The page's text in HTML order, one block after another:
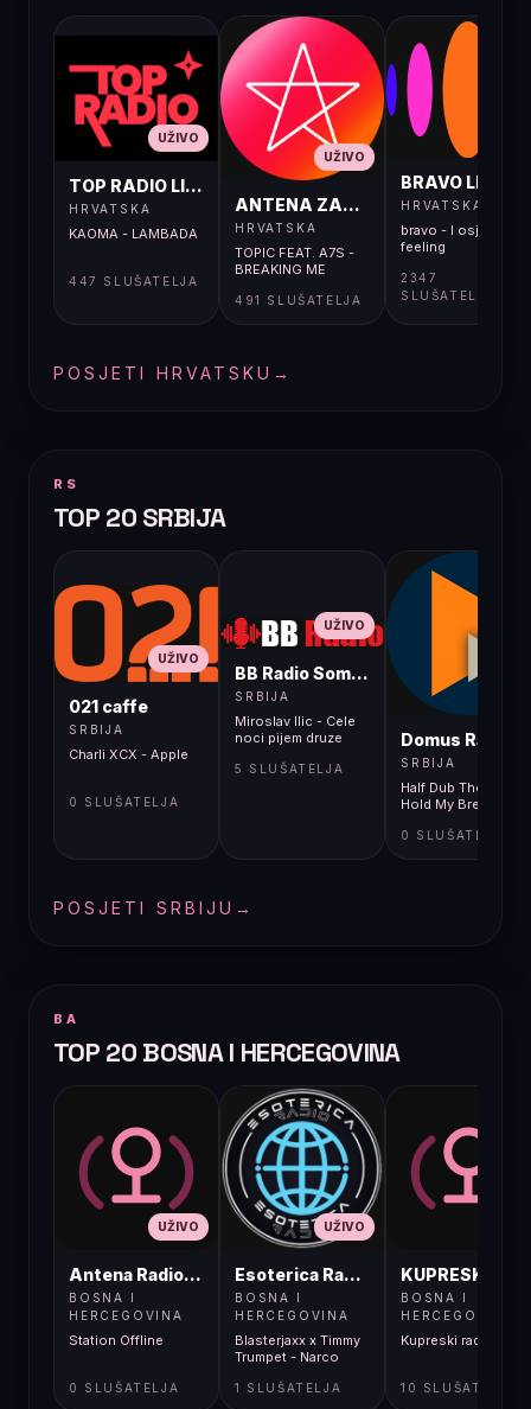
UŽIVO
TOP RADIO LIVE
HRVATSKA
KAOMA - LAMBADA
447 SLUŠATELJA
UŽIVO
ANTENA ZAGREB LIVE
HRVATSKA
TOPIC FEAT. A7S -
BREAKING ME
491 SLUŠATELJA
BRAVO LIVE
HRVATSKA
bravo - I osjećaj i
feeling
2347
SLUŠATELJA
POSJETI HRVATSKU →
RS
TOP 20 SRBIJA
UŽIVO
021 caffe
SRBIJA
Charli XCX - Apple
0 SLUŠATELJA
UŽIVO
BB Radio Sombor
SRBIJA
Miroslav Ilic - Cele
noci pijem druze
5 SLUŠATELJA
Domus Radio
SRBIJA
Half Dub Theory -
Hold My Breath
0 SLUŠATELJA
POSJETI SRBIJU →
BA
TOP 20 BOSNA I HERCEGOVINA
UŽIVO
Antena Radio, Jelah Tešanj
BOSNA I
HERCEGOVINA
Station Offline
0 SLUŠATELJA
UŽIVO
Esoterica Radio S1
BOSNA I
HERCEGOVINA
Blasterjaxx x Timmy
Trumpet - Narco
1 SLUŠATELJA
BOSNA I
HERCEGOVINA
Kupreski radio
10 SLUŠATELJA